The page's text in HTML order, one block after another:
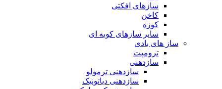
سازهای افکتی
کاخن
کوزه
سایر سازهای کوبه ای
ساز های بادی
ترومپت
سازدهنی
سازدهنی ترمولو
سازدهنی دیاتونیک